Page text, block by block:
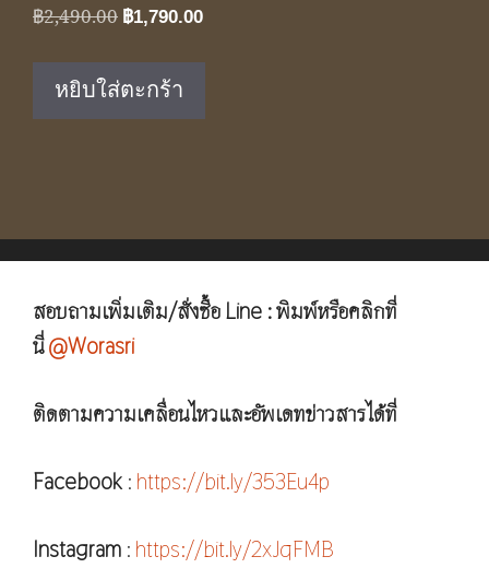
฿2,490.00 Original
฿2,490.00.
฿1,790.00Current
หยิบใส่ตะกร้า
สอบถามเพิ่มเติม/สั่งซื้อ Line : พิมพ์หรือคลิกที่
นี่@Worasri
ติดตามความเคลื่อนไหวและอัพเดทข่าวสารได้ที่
Facebook : https://bit.ly/353Eu4p
Instagram : https://bit.ly/2xJqFMB